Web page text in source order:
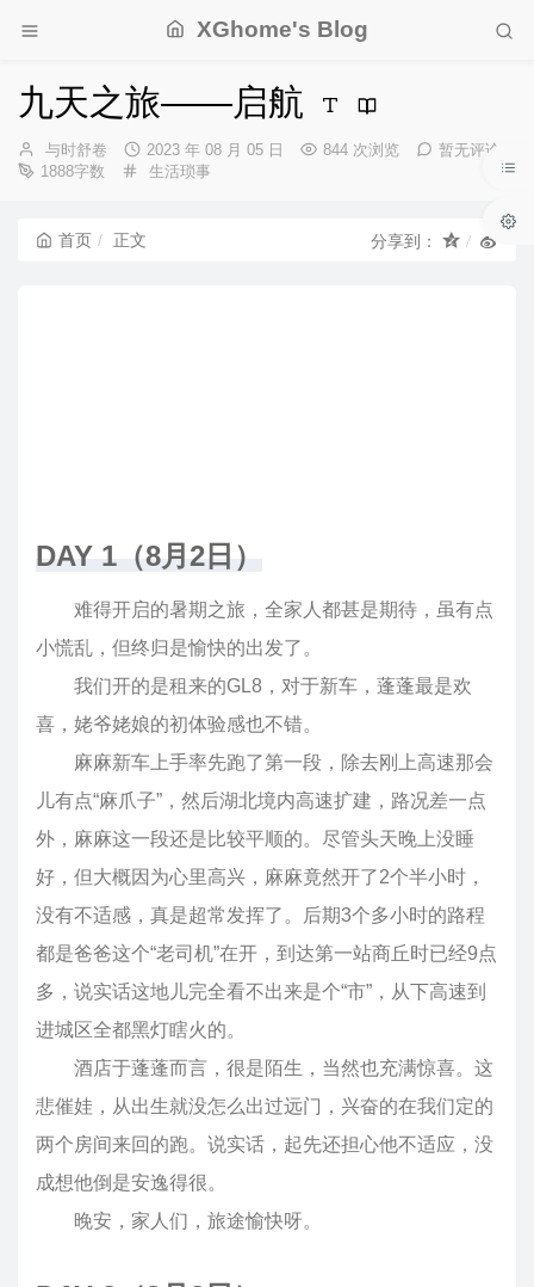
XGhome's Blog
九天之旅——启航
博
主：
与时舒卷
发
布
2023 年 08 月 05 日 844 次浏览
暂无评论
1888字数
分
生活琐事
首页 正文 分享到：
DAY 1（8月2日）
难得开启的暑期之旅，全家人都甚是期待，虽有点
小慌乱，但终归是愉快的出发了。
我们开的是租来的GL8，对于新车，蓬蓬最是欢
喜，姥爷姥娘的初体验感也不错。
麻麻新车上手率先跑了第一段，除去刚上高速那会
儿有点“麻爪子”，然后湖北境内高速扩建，路况差一点
外，麻麻这一段还是比较平顺的。尽管头天晚上没睡
好，但大概因为心里高兴，麻麻竟然开了2个半小时，
没有不适感，真是超常发挥了。后期3个多小时的路程
都是爸爸这个“老司机”在开，到达第一站商丘时已经9点
多，说实话这地儿完全看不出来是个“市”，从下高速到
进城区全都黑灯瞎火的。
酒店于蓬蓬而言，很是陌生，当然也充满惊喜。这
悲催娃，从出生就没怎么出过远门，兴奋的在我们定的
两个房间来回的跑。说实话，起先还担心他不适应，没
成想他倒是安逸得很。
晚安，家人们，旅途愉快呀。